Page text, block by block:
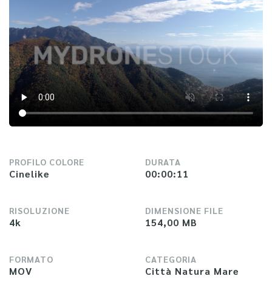
PROFILO COLORE
Cinelike
RISOLUZIONE
4k
FORMATO
MOV
DURATA
00:00:11
DIMENSIONE FILE
154,00 MB
CATEGORIA
Città Natura Mare